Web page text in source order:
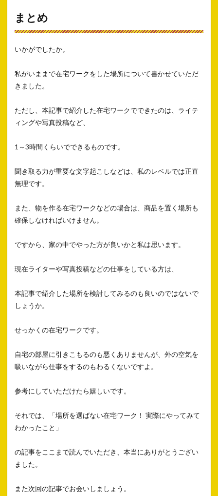
まとめ
いかがでしたか。
私がいままで在宅ワークをした場所について書かせていただ
きました。
ただし、本記事で紹介した在宅ワークでできたのは、ライテ
ィングや写真投稿など、
1～3時間くらいでできるものです。
聞き取る力が重要な文字起こしなどは、私のレベルでは正直
無理です。
また、物を作る在宅ワークなどの場合は、商品を置く場所も
確保しなければいけません。
ですから、家の中でやった方が良いかと私は思います。
現在ライターや写真投稿などの仕事をしている方は、
本記事で紹介した場所を検討してみるのも良いのではないで
しょうか。
せっかくの在宅ワークです。
自宅の部屋に引きこもるのも悪くありませんが、外の空気を
吸いながら仕事をするのもわるくないですよ。
参考にしていただけたら嬉しいです。
それでは、「場所を選ばない在宅ワーク！ 実際にやってみて
わかったこと」
の記事をここまで読んでいただき、本当にありがとうござい
ました。
また次回の記事でお会いしましょう。